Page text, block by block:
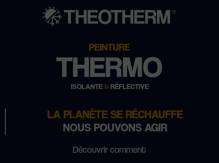
PEINTURE
THERMO
ISOLANTE & RÉFLECTIVE
LA PLANÈTE SE RÉCHAUFFE
NOUS POUVONS AGIR
Découvrir comment